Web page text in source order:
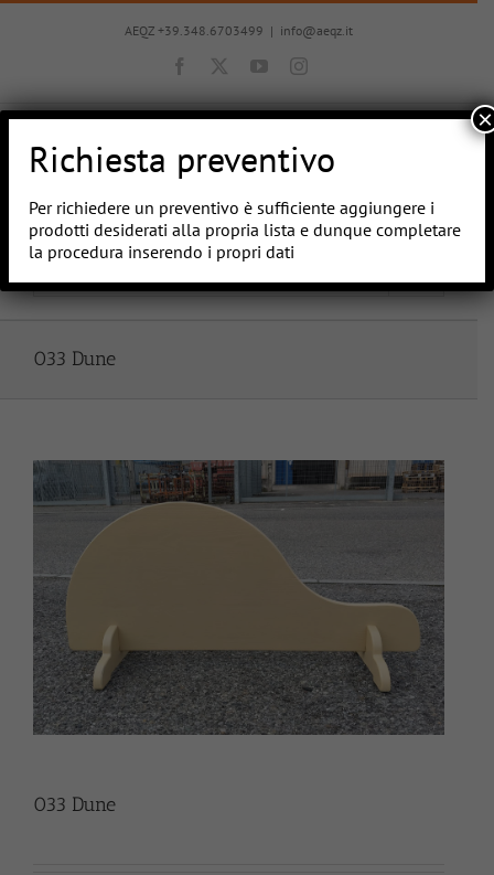
Salta
AEQZ +39.348.6703499 | info@aeqz.it
Facebook YouTubeInstagram
Vai a...
033 Dune
033 Dune
Richiesta preventivo
Per richiedere un preventivo è sufficiente aggiungere i
prodotti desiderati alla propria lista e dunque completare
la procedura inserendo i propri dati
×